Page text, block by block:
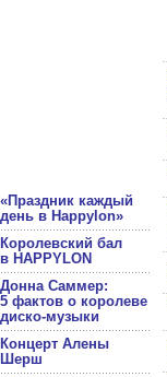
«Праздник каждый
день в Happylon»
Королевский бал
в HAPPYLON
Донна Саммер:
5 фактов о королеве
диско-музыки
Концерт Алены
Шерш